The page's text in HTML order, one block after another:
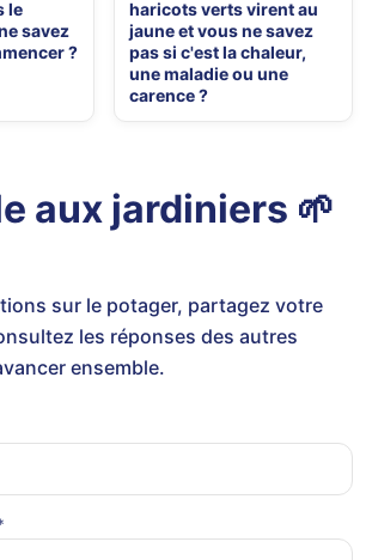
le
savez
?
haricots verts virent au
jaune et vous ne savez
pas si c'est la chaleur,
une maladie ou une
carence ?
aux jardiniers 🌱
sur le potager, partagez votre
les réponses des autres
ensemble.